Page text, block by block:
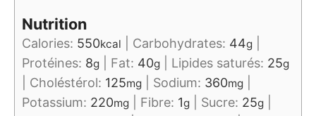
Nutrition
Calories: 550kcal Carbohydrates: 44g
Protéines: 8g Fat: 40g Lipides saturés: 25g
Choléstérol: 125mg Sodium: 360mg
Potassium: 220mg Fibre: 1g Sucre: 25g